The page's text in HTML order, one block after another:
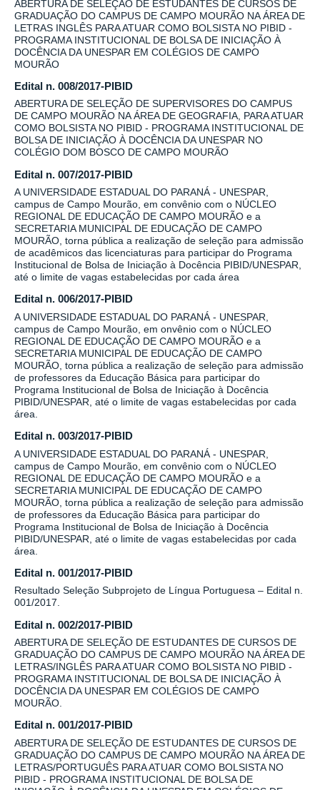
ABERTURA DE SELEÇÃO DE ESTUDANTES DE CURSOS DE
GRADUAÇÃO DO CAMPUS DE CAMPO MOURÃO NA ÁREA DE
LETRAS INGLÊS PARA ATUAR COMO BOLSISTA NO PIBID -
PROGRAMA INSTITUCIONAL DE BOLSA DE INICIAÇÃO À
DOCÊNCIA DA UNESPAR EM COLÉGIOS DE CAMPO
MOURÃO
Edital n. 008/2017-PIBID
ABERTURA DE SELEÇÃO DE SUPERVISORES DO CAMPUS
DE CAMPO MOURÃO NA ÁREA DE GEOGRAFIA, PARA ATUAR
COMO BOLSISTA NO PIBID - PROGRAMA INSTITUCIONAL DE
BOLSA DE INICIAÇÃO À DOCÊNCIA DA UNESPAR NO
COLÉGIO DOM BOSCO DE CAMPO MOURÃO
Edital n. 007/2017-PIBID
A UNIVERSIDADE ESTADUAL DO PARANÁ - UNESPAR,
campus de Campo Mourão, em convênio com o NÚCLEO
REGIONAL DE EDUCAÇÃO DE CAMPO MOURÃO e a
SECRETARIA MUNICIPAL DE EDUCAÇÃO DE CAMPO
MOURÃO, torna pública a realização de seleção para admissão
de acadêmicos das licenciaturas para participar do Programa
Institucional de Bolsa de Iniciação à Docência PIBID/UNESPAR,
até o limite de vagas estabelecidas por cada área
Edital n. 006/2017-PIBID
A UNIVERSIDADE ESTADUAL DO PARANÁ - UNESPAR,
campus de Campo Mourão, em onvênio com o NÚCLEO
REGIONAL DE EDUCAÇÃO DE CAMPO MOURÃO e a
SECRETARIA MUNICIPAL DE EDUCAÇÃO DE CAMPO
MOURÃO, torna pública a realização de seleção para admissão
de professores da Educação Básica para participar do
Programa Institucional de Bolsa de Iniciação à Docência
PIBID/UNESPAR, até o limite de vagas estabelecidas por cada
área.
Edital n. 003/2017-PIBID
A UNIVERSIDADE ESTADUAL DO PARANÁ - UNESPAR,
campus de Campo Mourão, em convênio com o NÚCLEO
REGIONAL DE EDUCAÇÃO DE CAMPO MOURÃO e a
SECRETARIA MUNICIPAL DE EDUCAÇÃO DE CAMPO
MOURÃO, torna pública a realização de seleção para admissão
de professores da Educação Básica para participar do
Programa Institucional de Bolsa de Iniciação à Docência
PIBID/UNESPAR, até o limite de vagas estabelecidas por cada
área.
Edital n. 001/2017-PIBID
Resultado Seleção Subprojeto de Língua Portuguesa – Edital n.
001/2017.
Edital n. 002/2017-PIBID
ABERTURA DE SELEÇÃO DE ESTUDANTES DE CURSOS DE
GRADUAÇÃO DO CAMPUS DE CAMPO MOURÃO NA ÁREA DE
LETRAS/INGLÊS PARA ATUAR COMO BOLSISTA NO PIBID -
PROGRAMA INSTITUCIONAL DE BOLSA DE INICIAÇÃO À
DOCÊNCIA DA UNESPAR EM COLÉGIOS DE CAMPO
MOURÃO.
Edital n. 001/2017-PIBID
ABERTURA DE SELEÇÃO DE ESTUDANTES DE CURSOS DE
GRADUAÇÃO DO CAMPUS DE CAMPO MOURÃO NA ÁREA DE
LETRAS/PORTUGUÊS PARA ATUAR COMO BOLSISTA NO
PIBID - PROGRAMA INSTITUCIONAL DE BOLSA DE